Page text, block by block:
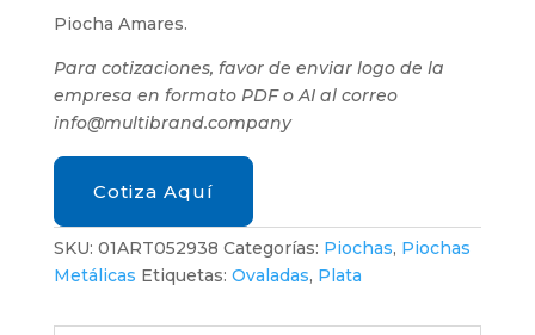
Piocha Amares.
Para cotizaciones, favor de enviar logo de la
empresa en formato PDF o AI al correo
info@multibrand.company
Cotiza Aquí
SKU: 01ART052938 Categorías: Piochas, Piochas
Metálicas Etiquetas: Ovaladas, Plata